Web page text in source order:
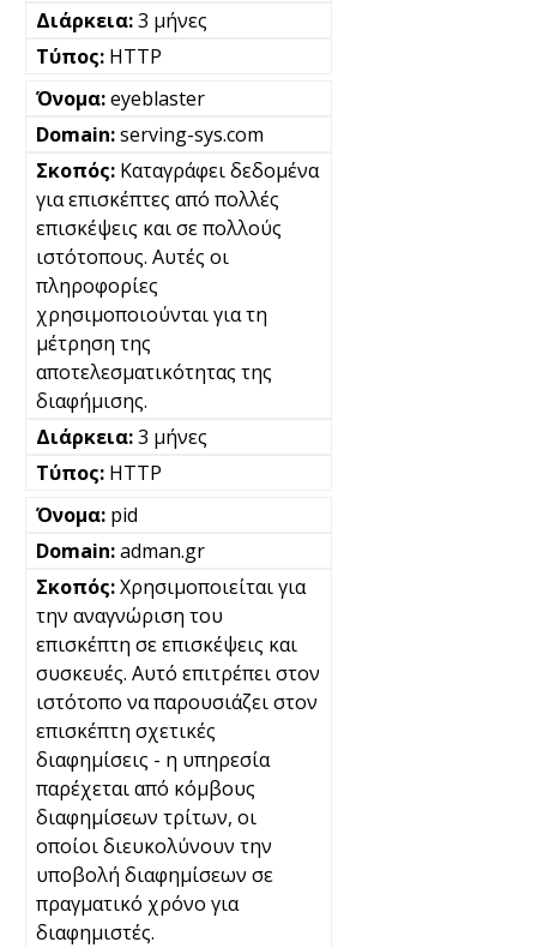
3 μήνες
HTTP
eyeblaster
serving-sys.com
Καταγράφει δεδομένα
για επισκέπτες από πολλές
επισκέψεις και σε πολλούς
ιστότοπους. Αυτές οι
πληροφορίες
χρησιμοποιούνται για τη
μέτρηση της
αποτελεσματικότητας της
διαφήμισης.
3 μήνες
HTTP
pid
adman.gr
Χρησιμοποιείται για
την αναγνώριση του
επισκέπτη σε επισκέψεις και
συσκευές. Αυτό επιτρέπει στον
ιστότοπο να παρουσιάζει στον
επισκέπτη σχετικές
διαφημίσεις - η υπηρεσία
παρέχεται από κόμβους
διαφημίσεων τρίτων, οι
οποίοι διευκολύνουν την
υποβολή διαφημίσεων σε
πραγματικό χρόνο για
διαφημιστές.